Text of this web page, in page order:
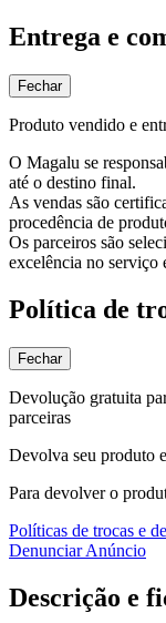
Entrega e
Fechar
Produto vendido e
O Magalu se
até o destino final.
As vendas são
procedência de
Os parceiros são
excelência no serviço
Política de
Fechar
Devolução gratuita
parceiras
Devolva seu produto
Para devolver o
Políticas de trocas e
Denunciar Anúncio
Descrição e